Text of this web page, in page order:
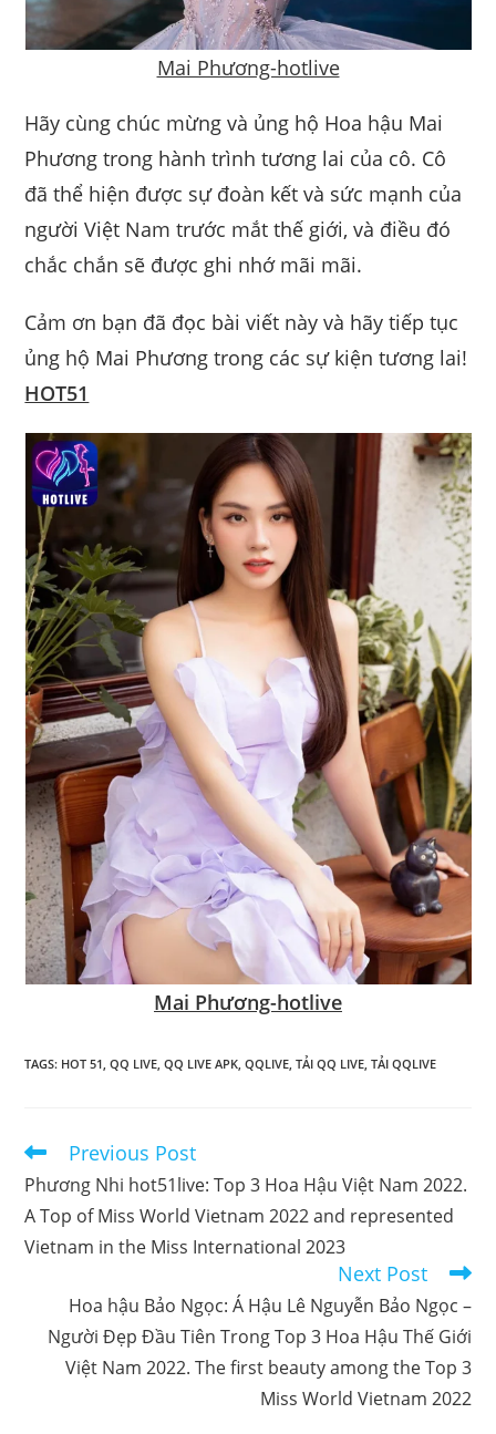
Mai Phương-hotlive
Hãy cùng chúc mừng và ủng hộ Hoa hậu Mai
Phương trong hành trình tương lai của cô. Cô
đã thể hiện được sự đoàn kết và sức mạnh của
người Việt Nam trước mắt thế giới, và điều đó
chắc chắn sẽ được ghi nhớ mãi mãi.
Cảm ơn bạn đã đọc bài viết này và hãy tiếp tục
ủng hộ Mai Phương trong các sự kiện tương lai!
HOT51
Mai Phương-hotlive
TAGS: HOT 51, QQ LIVE, QQ LIVE APK, QQLIVE, TẢI QQ LIVE, TẢI QQLIVE
Read
more
articles
Previous Post
Phương Nhi hot51live: Top 3 Hoa Hậu Việt Nam 2022.
A Top of Miss World Vietnam 2022 and represented
Vietnam in the Miss International 2023
Next Post
Hoa hậu Bảo Ngọc: Á Hậu Lê Nguyễn Bảo Ngọc –
Người Đẹp Đầu Tiên Trong Top 3 Hoa Hậu Thế Giới
Việt Nam 2022. The first beauty among the Top 3
Miss World Vietnam 2022